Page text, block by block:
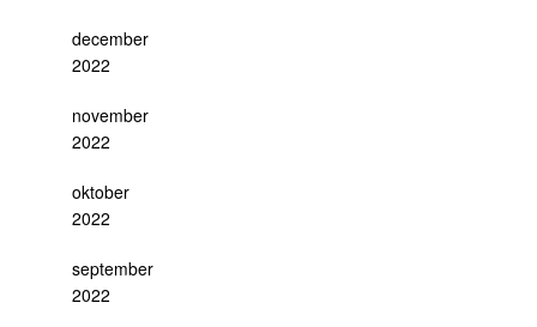
december
2022
november
2022
oktober
2022
september
2022